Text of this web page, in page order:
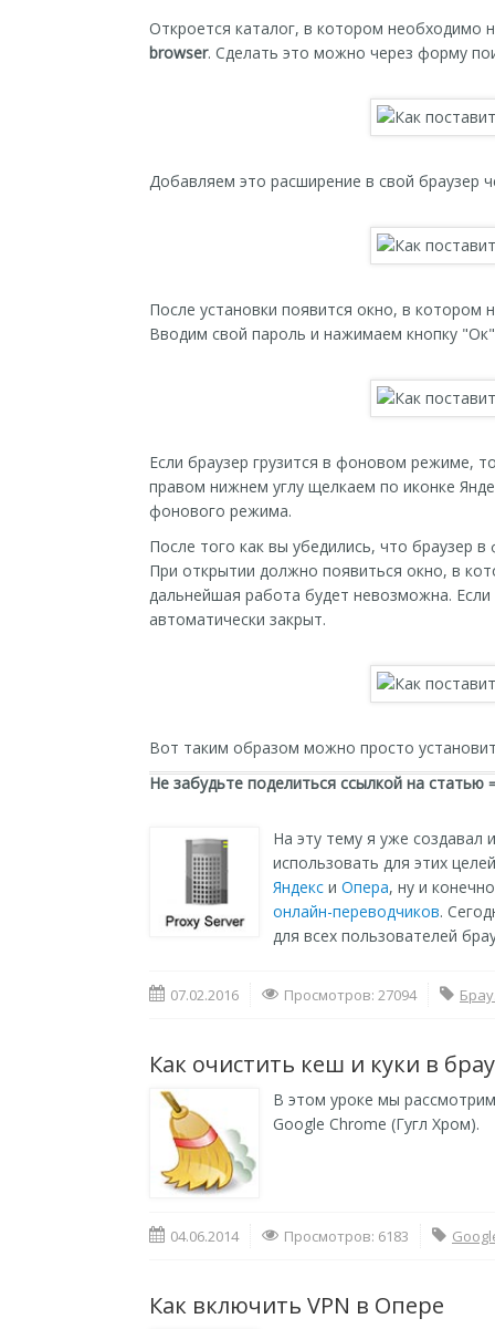
Откроется каталог, в котором необходимо
browser. Сделать это можно через форму
Добавляем это расширение в свой браузер
После установки появится окно, в котором
Вводим свой пароль и нажимаем кнопку
Если браузер грузится в фоновом режиме,
правом нижнем углу щелкаем по иконке
фонового режима.
После того как вы убедились, что браузер
При открытии должно появиться окно, в
дальнейшая работа будет невозможна.
автоматически закрыт.
Вот таким образом можно просто
Не забудьте поделиться ссылкой на статью
На эту тему я уже создавал
использовать для этих
Яндекс и Опера, ну и
онлайн-переводчиков.
для всех пользователей
07.02.2016 Просмотров: 27094
Как очистить кеш и куки в
В этом уроке мы
Google Chrome (Гугл Хром).
04.06.2014 Просмотров: 6183
Как включить VPN в Опере